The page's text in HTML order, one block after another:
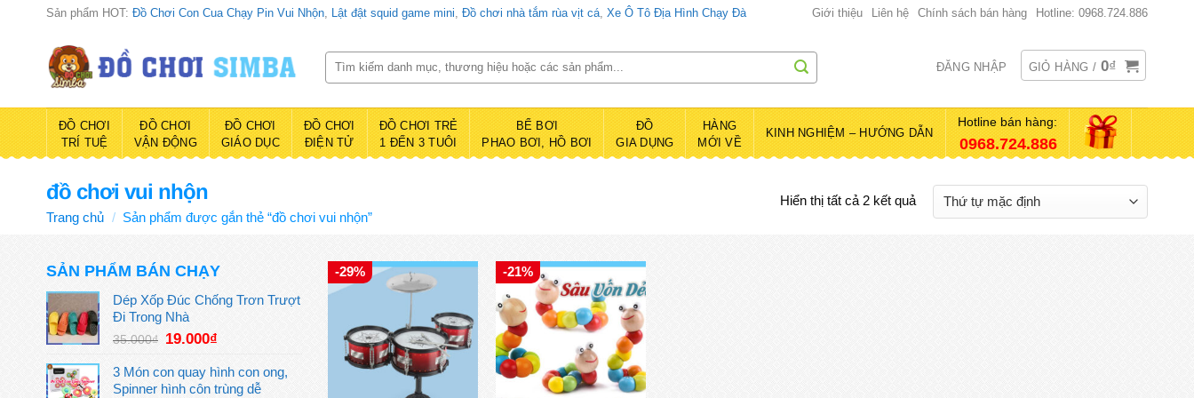
Sản phẩm HOT: Đồ Chơi Con Cua Chạy Pin Vui Nhộn, Lật đật squid game mini, Đồ chơi nhà tắm rùa vịt cá, Xe Ô Tô Địa Hình Chạy Đà Giới thiệu Liên hệ Chính sách bán hàng Hotline: 0968.724.886
Tìm
kiếm:
ĐĂNG NHẬP GIỎ HÀNG / 0₫
ĐỒ CHƠI
TRÍ TUỆ
ĐỒ CHƠI
VẬN ĐỘNG
ĐỒ CHƠI
GIÁO DỤC
ĐỒ CHƠI
ĐIỆN TỬ
ĐỒ CHƠI TRẺ
1 ĐẾN 3 TUÔI
BỂ BƠI
PHAO BƠI, HỒ BƠI
ĐỒ
GIA DỤNG
HÀNG
MỚI VỀ
KINH NGHIỆM – HƯỚNG DẪN
Hotline bán hàng:
0968.724.886
đồ chơi vui nhộn
Trang chủ / Sản phẩm được gắn thẻ “đồ chơi vui nhộn”
Hiển thị tất cả 2 kết quả
SẢN PHẨM BÁN CHẠY
Dép Xốp Đúc Chống Trơn Trượt
Đi Trong Nhà
35.000₫ Giá
là:
35.000₫.
19.000₫
tại
là:
3 Món con quay hình con ong,
Spinner hình côn trùng dễ
-29% -21%